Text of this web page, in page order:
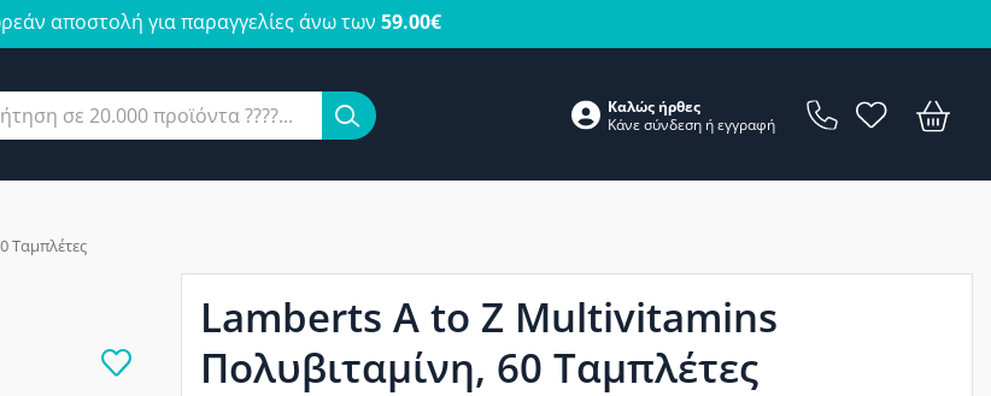
αποστολή για παραγγελίες άνω των 59.00€
Καλώς ήρθες
Κάνεσύνδεση ήεγγραφή
Ταμπλέτες
Lamberts A to Z Multivitamins
Πολυβιταμίνη, 60 Ταμπλέτες